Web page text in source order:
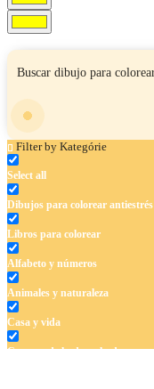
Filter by Kategórie
Select all
Dibujos para colorear antiestrés
Libros para colorear
Alfabeto y números
Animales y naturaleza
Casa y vida
Cuentos de hadas y hadas